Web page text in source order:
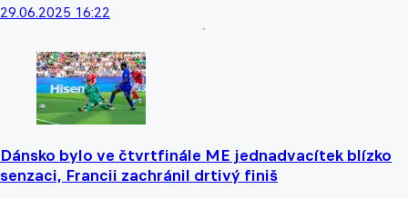
29.06.2025 16:22
Dánsko bylo ve čtvrtfinále ME jednadvacítek blízko
senzaci, Francii zachránil drtivý finiš